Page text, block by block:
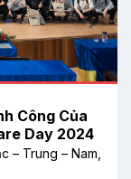
Công Của
Day 2024
– Trung – Nam,